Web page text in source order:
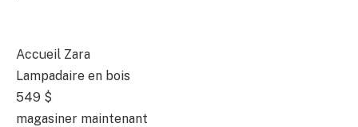
Accueil Zara
Lampadaire en bois
549 $
magasiner maintenant